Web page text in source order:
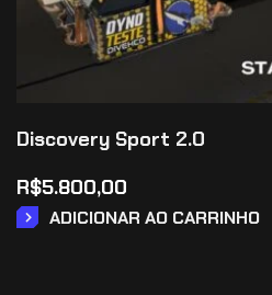
Discovery Sport 2.0
R$5.800,00
ADICIONAR AO CARRINHO